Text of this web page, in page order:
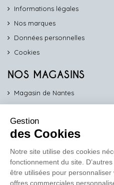
Informations légales
Nos marques
Données personnelles
Cookies
NOS MAGASINS
Magasin de Nantes
Magasin de Vannes
Magasin d'Orléans
COMPTOIR PRO
Gestion
des Cookies
Notre site utilise des cookies
fonctionnement du site.
être utilisées pour
offres commerciales